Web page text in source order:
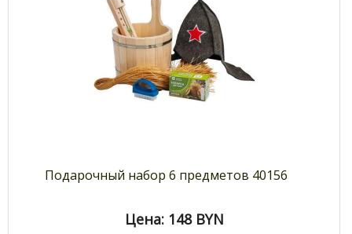
Подарочный набор 6 предметов 40156
Цена: 148 BYN